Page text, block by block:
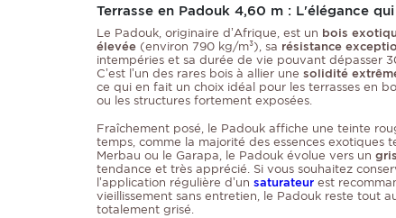
Terrasse en Padouk 4,60 m : L'élégance
Le Padouk, originaire d’Afrique, est un bois exotiqu
élevée (environ 790 kg/m³), sa résistance
intempéries et sa durée de vie pouvant dépasser
C’est l’un des rares bois à allier une solidité
ce qui en fait un choix idéal pour les terrasses en
ou les structures fortement exposées.
Fraîchement posé, le Padouk affiche une teinte
temps, comme la majorité des essences exotiques
Merbau ou le Garapa, le Padouk évolue vers un
tendance et très apprécié. Si vous souhaitez
l’application régulière d’un saturateur est
vieillissement sans entretien, le Padouk reste tout
totalement grisé.